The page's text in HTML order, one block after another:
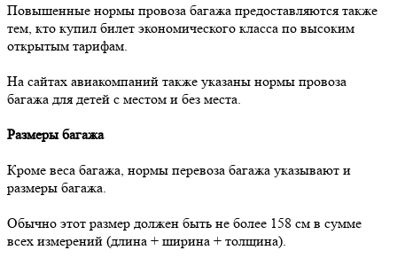
Повышенные нормы провоза багажа предоставляются также
тем, кто купил билет экономического класса по высоким
открытым тарифам.
На сайтах авиакомпаний также указаны нормы провоза
багажа для детей с местом и без места.
Размеры багажа
Кроме веса багажа, нормы перевоза багажа указывают и
размеры багажа.
Обычно этот размер должен быть не более 158 см в сумме
всех измерений (длина + ширина + толщина).